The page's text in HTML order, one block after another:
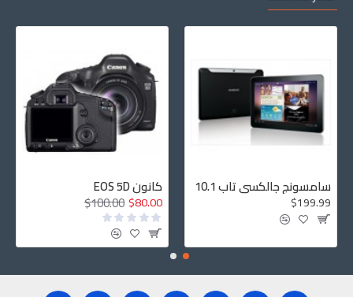
سامسونج جالكسي تاب 10.1
$199.99
كانون EOS 5D
$80.00
$100.00